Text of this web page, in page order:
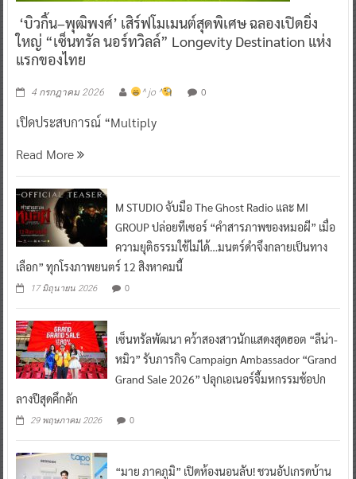
‘บิวกิ้น–พุฒิพงศ์’ เสิร์ฟโมเมนต์สุดพิเศษ ฉลองเปิดยิ่ง
ใหญ่ “เซ็นทรัล นอร์ทวิลล์” Longevity Destination แห่ง
แรกของไทย
4 กรกฎาคม 2026 ^ jo ^ 0
เปิดประสบการณ์ “Multiply
Read More
M STUDIO จับมือ The Ghost Radio และ MI
GROUP ปล่อยทีเซอร์ “คำสารภาพของหมอผี” เมื่อ
ความยุติธรรมใช้ไม่ได้…มนตร์ดำจึงกลายเป็นทาง
เลือก” ทุกโรงภาพยนตร์ 12 สิงหาคมนี้
17 มิถุนายน 2026 0
เซ็นทรัลพัฒนา คว้าสองสาวนักแสดงสุดฮอต “ลีน่า-
หมิว” รับภารกิจ Campaign Ambassador “Grand
Grand Sale 2026” ปลุกเอเนอร์จี้มหกรรมช้อปก
ลางปีสุดคึกคัก
29 พฤษภาคม 2026 0
“มาย ภาคภูมิ” เปิดห้องนอนลับ! ชวนอัปเกรดบ้าน